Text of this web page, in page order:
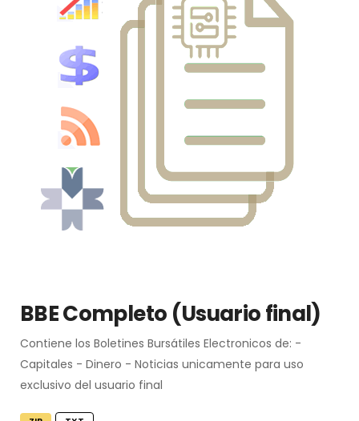
BBE Completo (Usuario final)
Contiene los Boletines Bursátiles Electronicos de: -
Capitales - Dinero - Noticias unicamente para uso
exclusivo del usuario final